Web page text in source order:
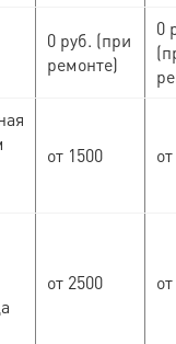
0 руб. (при
ремонте)
0
от 1500
от 2500